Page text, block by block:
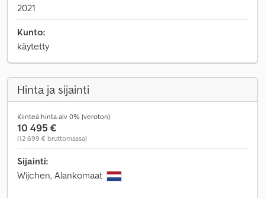
2021
Kunto:
käytetty
Hinta ja sijainti
Kiinteä hinta alv 0% (veroton)
10 495 €
(12 699 € bruttomassa)
Sijainti:
Wijchen, Alankomaat